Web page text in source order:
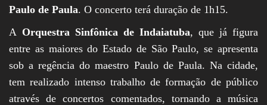
Paulo de Paula. O concerto terá duração de 1h15.
A Orquestra Sinfônica de Indaiatuba, que já figura
entre as maiores do Estado de São Paulo, se apresenta
sob a regência do maestro Paulo de Paula. Na cidade,
tem realizado intenso trabalho de formação de público
através de concertos comentados, tornando a música